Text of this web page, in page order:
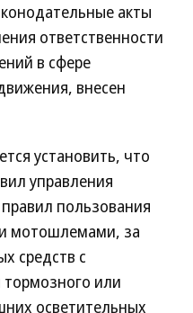
акты
ответственности
в сфере
внесен
установить, что
управления
пользования
мотошлемами, за
средств с
или
осветительных